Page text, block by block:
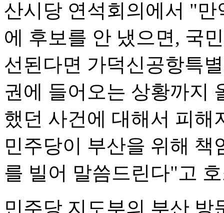
산시당 연석회의에서 "
에 후보를 안 냈으면, 국
선된다면 가덕신공항특
권에 들어오는 상황까지
했던 사건에 대해서 피해
민주당이 부산을 위해 책
를 빌어 말씀드린다"고
민주당 지도부의 부산 방